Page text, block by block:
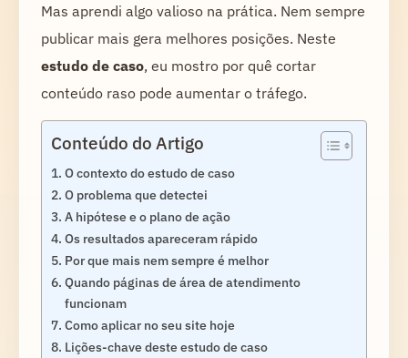
Mas aprendi algo valioso na prática. Nem sempre
publicar mais gera melhores posições. Neste
estudo de caso, eu mostro por quê cortar
conteúdo raso pode aumentar o tráfego.
Conteúdo do Artigo
O contexto do estudo de caso
O problema que detectei
A hipótese e o plano de ação
Os resultados apareceram rápido
Por que mais nem sempre é melhor
Quando páginas de área de atendimento
funcionam
Como aplicar no seu site hoje
Lições-chave deste estudo de caso